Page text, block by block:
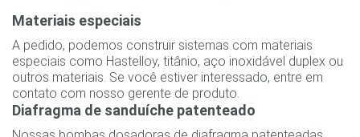
Materiais especiais
A pedido, podemos construir sistemas com materiais
especiais como Hastelloy, titânio, aço inoxidável duplex ou
outros materiais. Se você estiver interessado, entre em
contato com nosso gerente de produto.
Diafragma de sanduíche patenteado